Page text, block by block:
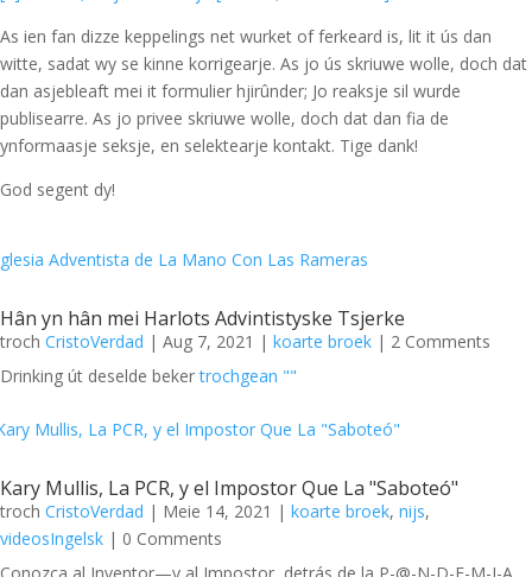
As ien fan dizze keppelings net wurket of ferkeard is, lit it ús dan
witte, sadat wy se kinne korrigearje. As jo ús skriuwe wolle, doch dat
dan asjebleaft mei it formulier hjirûnder; Jo reaksje sil wurde
publisearre. As jo privee skriuwe wolle, doch dat dan fia de
ynformaasje seksje, en selektearje kontakt. Tige dank!
God segent dy!
Hân yn hân mei Harlots Advintistyske Tsjerke
troch CristoVerdad | Aug 7, 2021 | koarte broek | 2 Comments
Drinking út deselde bekertrochgean ""
Kary Mullis, La PCR, y el Impostor Que La "Saboteó"
troch CristoVerdad | Meie 14, 2021 | koarte broek, nijs,
videosIngelsk | 0 Comments
Conozca al Inventor—y al Impostor, detrás de la P-@-N-D-E-M-I-A